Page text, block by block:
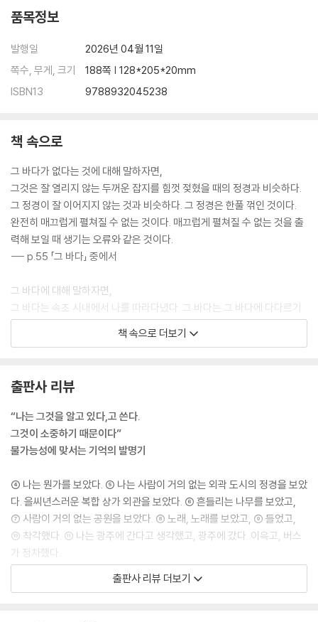
품목정보
발행일
2026년 04월 11일
쪽수, 무게, 크기
188쪽 | 128*205*20mm
ISBN13
9788932045238
책 속으로
그 바다가 없다는 것에 대해 말하자면,
그것은 잘 열리지 않는 두꺼운 잡지를 힘껏 젖혔을 때의 정경과 비슷하다.
그 정경이 잘 이어지지 않는 것과 비슷하다. 그 정경은 한풀 꺾인 것이다.
완전히 매끄럽게 펼쳐질 수 없는 것이다. 매끄럽게 펼쳐질 수 없는 것을 출
력해 보일 때 생기는 오류와 같은 것이다.
--- p.55 「그 바다」 중에서
그 바다에 대해 말하자면,
그 바다는 속초 시내에서 나를 따라다녔다. 그 바다는 그 바다에 다다르기
전부터 나를 따라다녔다.
그 바다로 가고 싶지만, 그 바다로 가고 싶은 게 아니라, 그 바다로 이어지
는 골목으로 ① 들어가고 싶은 것이다. 흰 벽이 있는 반대편 골목으로 ② 건
너가고 싶은 것이다. 그 골목에 있는 빙숫집으로 ① 가고 싶은 것이다. 빙숫
집을 지나치면 보이는 공터를 ③ 기웃거리고 싶은 것이다. 그 공터를 기웃
고요한 공기와 그
고요한 공기를 가르는 방울 소리가 “그 바다”를 기억하게 한다고 너는 쓰
고 싶다.
너는 쓰고 싶은 것이다.
--- p.57 「그 바다」 중에서
그 언덕을 지나는 것만이 유일한 방법은 아니었지만 어린이는 전부 그 언
덕을 통과하여 ①로 가거나 ②로 갔으며, 집으로 돌아가는 건 그 언덕에 달
책 속으로 더보기
출판사 리뷰
“나는 그것을 알고 있다,고 쓴다.
그것이 소중하기 때문이다”
불가능성에 맞서는 기억의 발명기
④ 나는 뭔가를 보았다. ⑤ 나는 사람이 거의 없는 외곽 도시의 정경을 보았
다. 을씨년스러운 복합 상가 외관을 보았다. ⑥ 흔들리는 나무를 보았고,
⑦ 사람이 거의 없는 공원을 보았다. ⑧ 노래, 노래를 보았고, ⑨ 들었고,
⑩ 착각했다. ⑪ 나는 광주에 간다고 생각했고, 광주에 갔다. 이윽고, 버스
가 정차했다.
―「그 광주」 부분
출판사 리뷰 더보기